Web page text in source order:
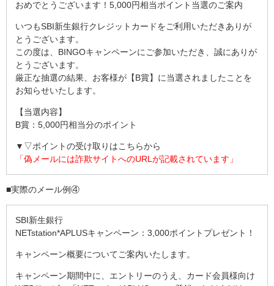
おめでとうございます！5,000円相当ポイント当選のご案内
いつもSBI新生銀行クレジットカードをご利用いただきありが
とうございます。
この度は、BINGOキャンペーンにご参加いただき、誠にありが
とうございます。
厳正な抽選の結果、お客様が【B賞】に当選されましたことを
お知らせいたします。
【当選内容】
B賞：5,000円相当分のポイント
▼▽ポイントの受け取りはこちらから
「偽メールには詐欺サイトへのURLが記載されています」
■実際のメール例④
SBI新生銀行
NETstation*APLUSキャンペーン：3,000ポイントプレゼント！
キャンペーン概要についてご案内いたします。
キャンペーン期間中に、エントリーのうえ、カード会員様向け